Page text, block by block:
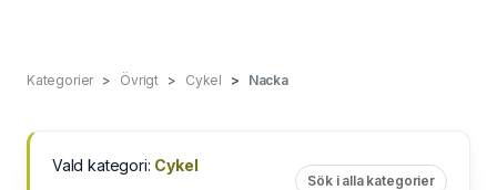
Kategorier Övrigt Cykel Nacka
Vald kategori: Cykel
Sök i alla kategorier